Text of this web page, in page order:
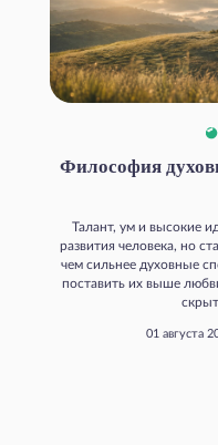
Философия
Талант, ум и высокие
развития человека, но
чем сильнее духовные
поставить их выше
01 августа